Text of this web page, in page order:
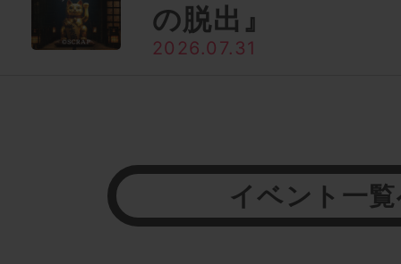
の脱出』
2026.07.31
イベント一